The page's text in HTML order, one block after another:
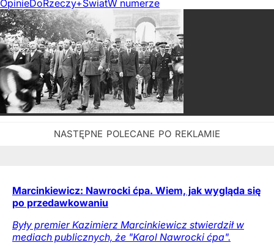
OpinieDoRzeczy+ŚwiatW numerze
Marcinkiewicz: Nawrocki ćpa. Wiem, jak wygląda się
po przedawkowaniu
Były premier Kazimierz Marcinkiewicz stwierdził w
mediach publicznych, że "Karol Nawrocki ćpa".